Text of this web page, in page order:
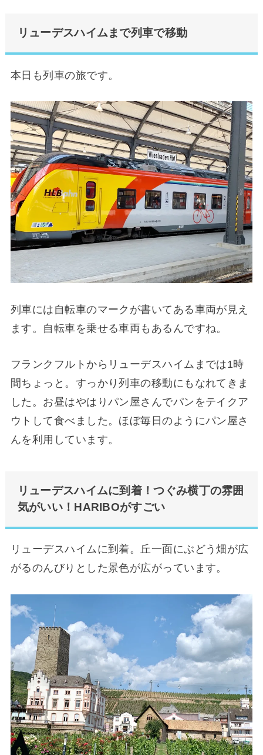
リューデスハイムまで列車で移動
本日も列車の旅です。
列車には自転車のマークが書いてある車両が見え
ます。自転車を乗せる車両もあるんですね。
フランクフルトからリューデスハイムまでは1時
間ちょっと。すっかり列車の移動にもなれてきま
した。お昼はやはりパン屋さんでパンをテイクア
ウトして食べました。ほぼ毎日のようにパン屋さ
んを利用しています。
リューデスハイムに到着！つぐみ横丁の雰囲
気がいい！HARIBOがすごい
リューデスハイムに到着。丘一面にぶどう畑が広
がるのんびりとした景色が広がっています。